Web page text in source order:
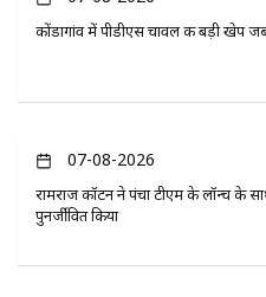
कोंडागांव में पीडीएस चावल की बड़ी खेप
07-08-2026
रामराज कॉटन ने पंचा टीएम के लॉन्च के
पुनर्जीवित किया